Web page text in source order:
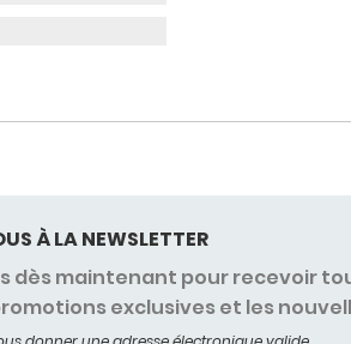
À LA NEWSLETTER
dès maintenant pour recevoir
exclusives et les